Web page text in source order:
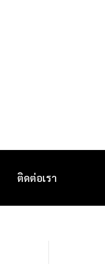
ติดต่อเรา